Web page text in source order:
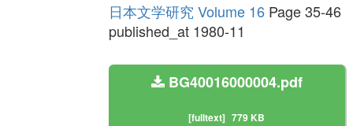
日本文学研究 Volume 16Page 35-46
published_at 1980-11
BG40016000004.pdf
[fulltext] 779 KB